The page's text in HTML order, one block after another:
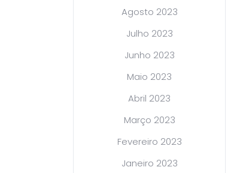
Agosto 2023
Julho 2023
Junho 2023
Maio 2023
Abril 2023
Março 2023
Fevereiro 2023
Janeiro 2023